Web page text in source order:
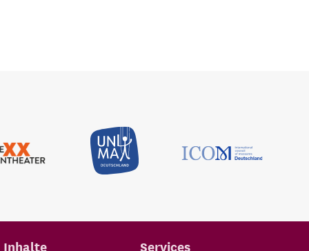
Inhalte Services